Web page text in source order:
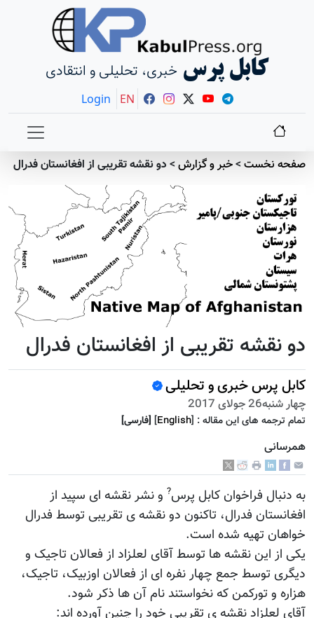
کابل پرس خبری، تحلیلی و انتقادی
Login EN
صفحه نخست>خبر و گزارش> دو نقشه تقریبی از افغانستان فدرال
دو نقشه تقریبی از افغانستان فدرال
کابل پرس خبری و تحلیلی
چهار شنبه26 جولای 2017
تمام ترجمه هاى اين مقاله : [English] [فارسى]
همرسانی
به دنبال فراخوان کابل پرس? و نشر نقشه ای سپید از
افغانستان فدرال، تاکنون دو نقشه ی تقریبی توسط فدرال
خواهان تهیه شده است.
یکی از این نقشه ها توسط آقای لعلزاد از فعالان تاجیک و
دیگری توسط جمع چهار نفره ای از فعالان اوزبیک، تاجیک،
هزاره و تورکمن که نخواستند نام آن ها ذکر شود.
آقای لعلزاد نقشه ی تقریبی خود را چنین آورده اند: